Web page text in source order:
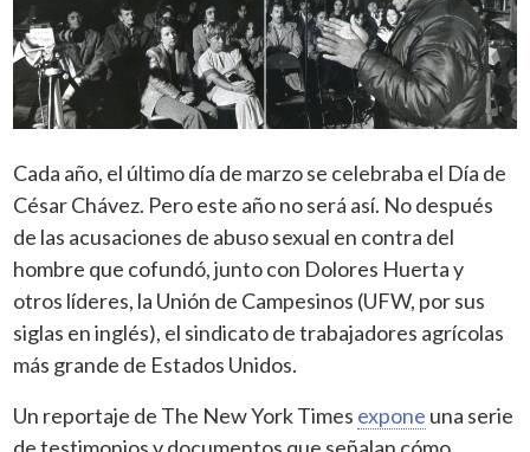
Cada año, el último día de marzo se celebraba el Día de
César Chávez. Pero este año no será así. No después
de las acusaciones de abuso sexual en contra del
hombre que cofundó, junto con Dolores Huerta y
otros líderes, la Unión de Campesinos (UFW, por sus
siglas en inglés), el sindicato de trabajadores agrícolas
más grande de Estados Unidos.
Un reportaje de The New York Times expone una serie
de testimonios y documentos que señalan cómo